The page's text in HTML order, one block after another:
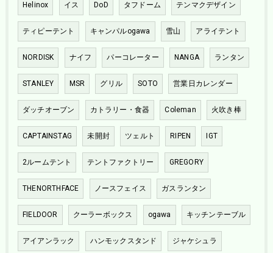
Helinox イス DoD タフドーム テンマクデザイン
ティピーテント キャンパルogawa 雪山 アライテント
NORDISK ナイフ パーコレーター NANGA ランタン
STANLEY MSR グリル SOTO 営業日カレンダー
ダッチオーブン カトラリー・食器 Coleman 火吹き棒
CAPTAINSTAG 未開封 ツェルト RIPEN IGT
2ルームテント テントファクトリー GREGORY
THENORTHFACE ノースフェイス ガスランタン
FIELDOOR クーラーボックス ogawa キッチンテーブル
アイアンラック ハンモックスタンド ジャケシュラ